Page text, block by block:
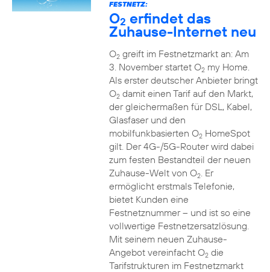
FESTNETZ:
O2 erfindet das
Zuhause-Internet neu
O2greift im Festnetzmarkt an: Am
3. November startet O2my Home.
Als erster deutscher Anbieter bringt
O2damit einen Tarif auf den Markt,
der gleichermaßen für DSL, Kabel,
Glasfaser und den
mobilfunkbasierten O2HomeSpot
gilt. Der 4G-/5G-Router wird dabei
zum festen Bestandteil der neuen
Zuhause-Welt von O2. Er
ermöglicht erstmals Telefonie,
bietet Kunden eine
Festnetznummer – und ist so eine
vollwertige Festnetzersatzlösung.
Mit seinem neuen Zuhause-
Angebot vereinfacht O2die
Tarifstrukturen im Festnetzmarkt